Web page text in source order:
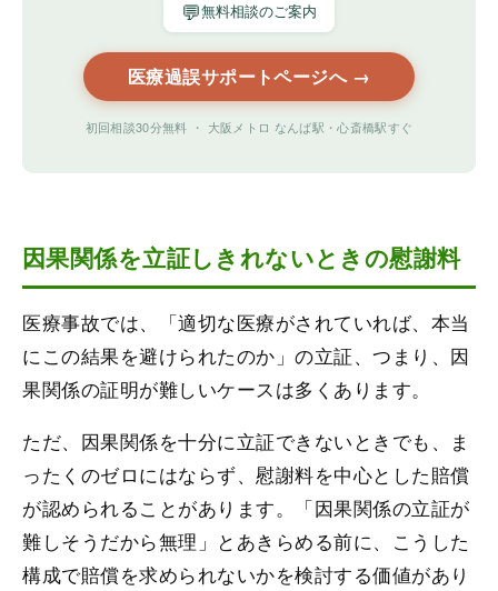
💬無料相談のご案内
医療過誤サポートページへ →
初回相談30分無料 ・ 大阪メトロ なんば駅・心斎橋駅すぐ
因果関係を立証しきれないときの慰謝料
医療事故では、「適切な医療がされていれば、本当
にこの結果を避けられたのか」の立証、つまり、因
果関係の証明が難しいケースは多くあります。
ただ、因果関係を十分に立証できないときでも、ま
ったくのゼロにはならず、慰謝料を中心とした賠償
が認められることがあります。「因果関係の立証が
難しそうだから無理」とあきらめる前に、こうした
構成で賠償を求められないかを検討する価値があり